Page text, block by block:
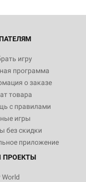
игру
программа
о заказе
товара
с правилами
игры
без скидки
приложение
ПРОЕКТЫ
World